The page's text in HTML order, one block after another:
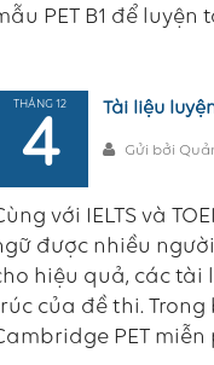
PET B1 để luyện
THÁNG 12
4
Tài liệu
Gửi bởi
với IELTS và
được nhiều
hiệu quả, các
của đề thi.
PET